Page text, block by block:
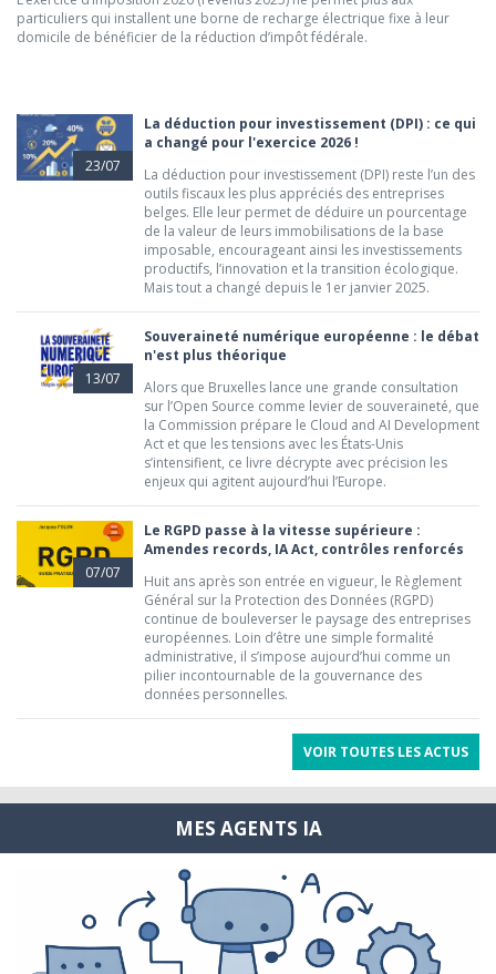
particuliers qui installent une borne de recharge électrique fixe à leur
domicile de bénéficier de la réduction d’impôt fédérale.
23/07
La déduction pour investissement (DPI) : ce qui
a changé pour l'exercice 2026 !
La déduction pour investissement (DPI) reste l’un des
outils fiscaux les plus appréciés des entreprises
belges. Elle leur permet de déduire un pourcentage
de la valeur de leurs immobilisations de la base
imposable, encourageant ainsi les investissements
productifs, l’innovation et la transition écologique.
Mais tout a changé depuis le 1er janvier 2025.
13/07
Souveraineté numérique européenne : le débat
n'est plus théorique
Alors que Bruxelles lance une grande consultation
sur l’Open Source comme levier de souveraineté, que
la Commission prépare le Cloud and AI Development
Act et que les tensions avec les États-Unis
s’intensifient, ce livre décrypte avec précision les
enjeux qui agitent aujourd’hui l’Europe.
07/07
Le RGPD passe à la vitesse supérieure :
Amendes records, IA Act, contrôles renforcés
Huit ans après son entrée en vigueur, le Règlement
Général sur la Protection des Données (RGPD)
continue de bouleverser le paysage des entreprises
européennes. Loin d’être une simple formalité
administrative, il s’impose aujourd’hui comme un
pilier incontournable de la gouvernance des
données personnelles.
VOIR TOUTES LES ACTUS
MES AGENTS IA